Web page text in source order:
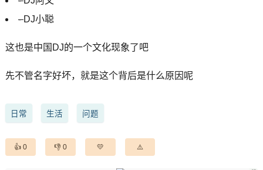
-DJ小聪
这也是中国DJ的一个文化现象了吧
先不管名字好坏，就是这个背后是什么原因呢
日常 生活 问题
0 0